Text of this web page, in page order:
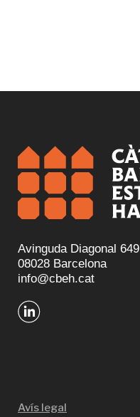
Avinguda Diagonal 649
08028 Barcelona
info@cbeh.cat
Avís legal